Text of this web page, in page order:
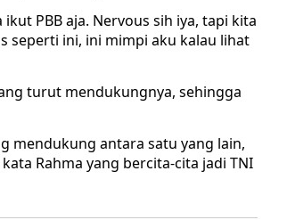
PBB aja. Nervous sih iya, tapi kita
seperti ini, ini mimpi aku kalau lihat
turut mendukungnya, sehingga
mendukung antara satu yang lain,
Rahma yang bercita-cita jadi TNI